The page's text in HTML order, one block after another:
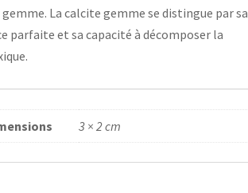
:
actuel
est :
La calcite gemme se distingue par sa
parfaite et sa capacité à décomposer la
3 × 2 cm